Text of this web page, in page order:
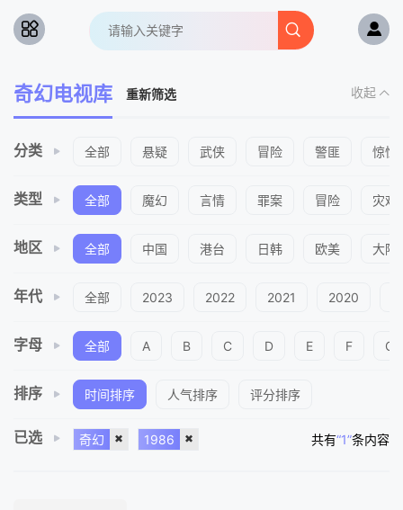
奇幻电视库 重新筛选 收起
分类 全部 悬疑 武侠 冒险 警匪 惊悚
类型 全部 魔幻 言情 罪案 冒险 灾难
地区 全部 中国 港台 日韩 欧美 大陆
年代 全部 2023 2022 2021 2020
字母 全部 A B C D E F G
排序 时间排序 人气排序 评分排序
已选 奇幻 1986 共有“1”条内容